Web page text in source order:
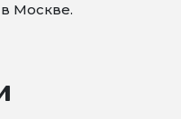
Москве.